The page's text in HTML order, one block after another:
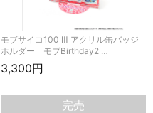
モブサイコ100 Ⅲ アクリル缶バッジ
ホルダー モブBirthday2 …
3,300円
完売